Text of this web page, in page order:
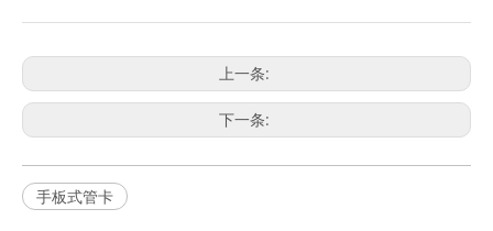
上一条:
下一条:
手板式管卡